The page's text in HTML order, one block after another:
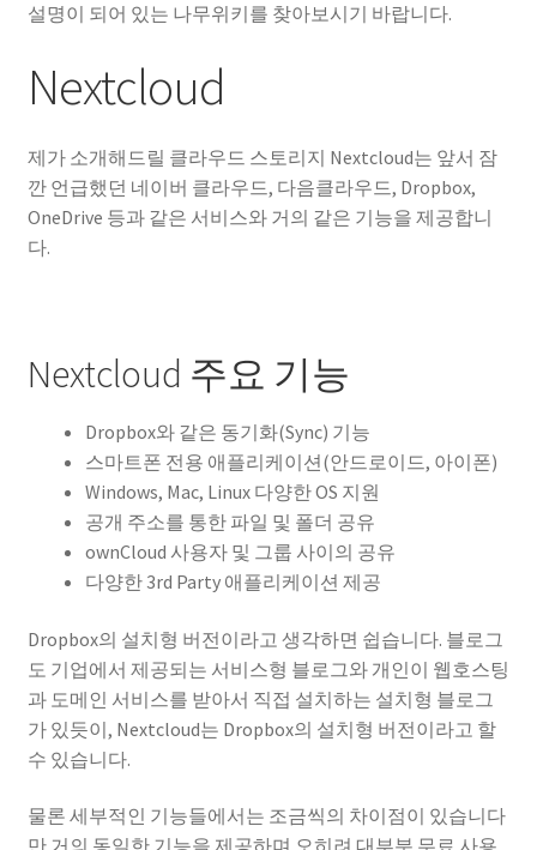
설명이 되어 있는 나무위키를 찾아보시기 바랍니다.
Nextcloud
제가 소개해드릴 클라우드 스토리지 Nextcloud는 앞서 잠
깐 언급했던 네이버 클라우드, 다음클라우드, Dropbox,
OneDrive 등과 같은 서비스와 거의 같은 기능을 제공합니
다.
Nextcloud 주요 기능
Dropbox와 같은 동기화(Sync) 기능
스마트폰 전용 애플리케이션(안드로이드, 아이폰)
Windows, Mac, Linux 다양한 OS 지원
공개 주소를 통한 파일 및 폴더 공유
ownCloud 사용자 및 그룹 사이의 공유
다양한 3rd Party 애플리케이션 제공
Dropbox의 설치형 버전이라고 생각하면 쉽습니다. 블로그
도 기업에서 제공되는 서비스형 블로그와 개인이 웹호스팅
과 도메인 서비스를 받아서 직접 설치하는 설치형 블로그
가 있듯이, Nextcloud는 Dropbox의 설치형 버전이라고 할
수 있습니다.
물론 세부적인 기능들에서는 조금씩의 차이점이 있습니다